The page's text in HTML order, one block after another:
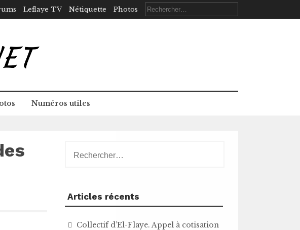
Leflaye TV Nétiquette Photos Rechercher :
Numéros utiles
Articles récents
Collectif d’El-Flaye. Appel à cotisation